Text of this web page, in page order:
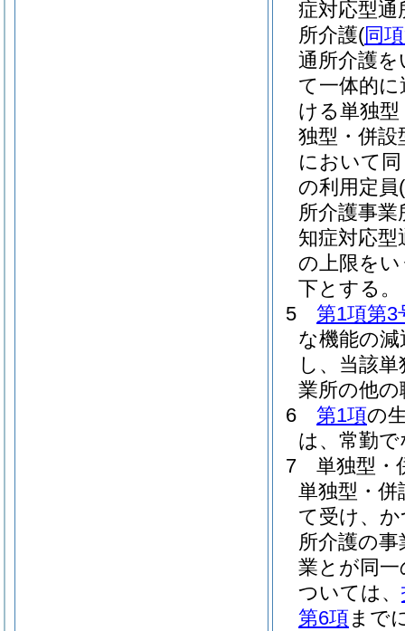
症対応型通
所介護(同
通所介護
て一体的
ける単独
独型・併設
において
の利用定員
所介護事
知症対応
の上限をい
下とする。
5
第1項第3
な機能の
し、当該
業所の他
6
第1項の
は、常勤
7
単独型・
単独型・併
て受け、
所介護の
業とが同
ついては、
第6項 まで